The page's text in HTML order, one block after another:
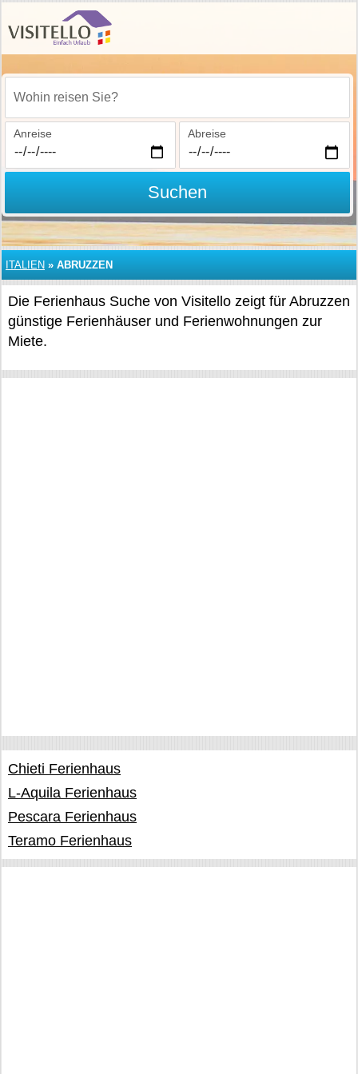
Wohin reisen Sie?
Anreise Abreise
Suchen
ITALIEN » ABRUZZEN
Die Ferienhaus Suche von Visitello zeigt für Abruzzen
günstige Ferienhäuser und Ferienwohnungen zur
Miete.
Chieti Ferienhaus
L-Aquila Ferienhaus
Pescara Ferienhaus
Teramo Ferienhaus